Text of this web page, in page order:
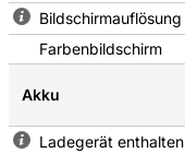
Bildschirmauflösung
Farbenbildschirm
Akku
Ladegerät enthalten